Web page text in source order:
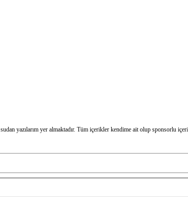
yazılarım yer almaktadır. Tüm içerikler kendime ait olup sponsorlu